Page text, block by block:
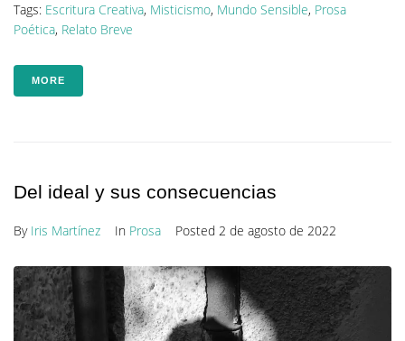
Tags: Escritura Creativa, Misticismo, Mundo Sensible, Prosa
Poética, Relato Breve
MORE
Del ideal y sus consecuencias
By Iris Martínez In Prosa Posted 2 de agosto de 2022